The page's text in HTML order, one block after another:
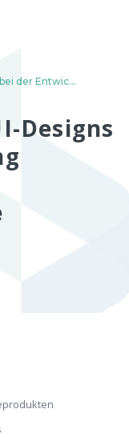
Die Rolle des UX/UI-Designs bei der Entwicklung erfolgreicher Softwareprodukte
Designs